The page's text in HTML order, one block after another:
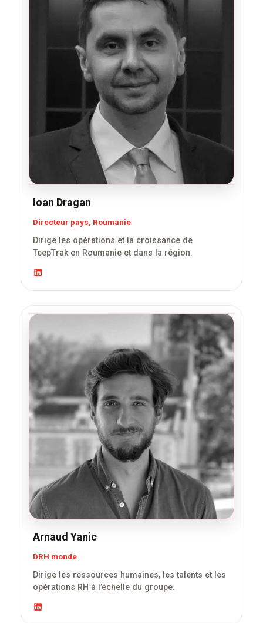
Ioan Dragan
Directeur pays, Roumanie
Dirige les opérations et la croissance de
TeepTrak en Roumanie et dans la région.
Arnaud Yanic
DRH monde
Dirige les ressources humaines, les talents et les
opérations RH à l’échelle du groupe.